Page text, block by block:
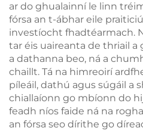
ar do ghualainní le linn
fórsa an t-ábhar eile
investíocht fhadtéarmach.
tar éis uaireanta de thriail
a dathanna beo, ná a
chaillt. Tá na himreoirí
píleáil, dathú agus súgáil a
chiallaíonn go mbíonn do
feadh níos faide ná na
an fórsa seo dírithe go